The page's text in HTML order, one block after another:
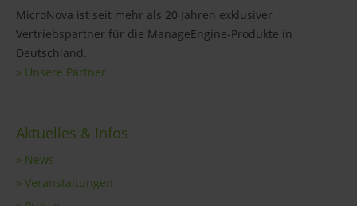
MicroNova ist seit mehr als 20 Jahren exklusiver
Vertriebspartner für die ManageEngine-Produkte in
Deutschland.
» Unsere Partner
Aktuelles & Infos
» News
» Veranstaltungen